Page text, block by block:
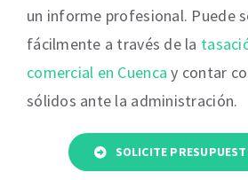
un informe profesional. Puede
fácilmente a través de la
comercial en Cuenca y contar
sólidos ante la administración.
SOLICITE